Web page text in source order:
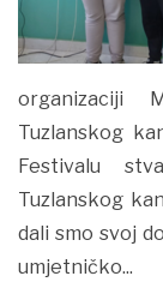
organizaciji
Tuzlanskog
Festivalu
Tuzlanskog
dali smo svoj
umjetničko...